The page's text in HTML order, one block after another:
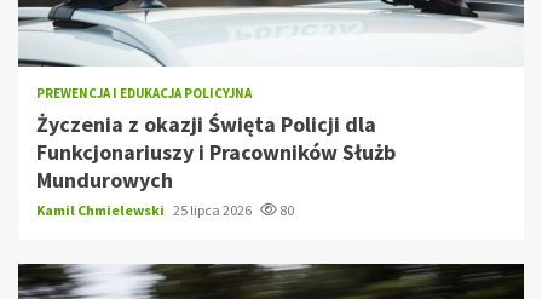
PREWENCJA I EDUKACJA POLICYJNA
Życzenia z okazji Święta Policji dla
Funkcjonariuszy i Pracowników Służb
Mundurowych
Kamil Chmielewski 25 lipca 2026 80